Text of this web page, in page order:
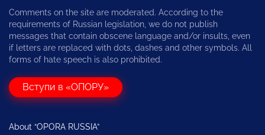
Comments on the site are moderated. According to the
requirements of Russian legislation, we do not publish
messages that contain obscene language and/or insults, even
if letters are replaced with dots, dashes and other symbols. All
forms of hate speech is also prohibited.
Вступи в «ОПОРУ»
About “OPORA RUSSIA”